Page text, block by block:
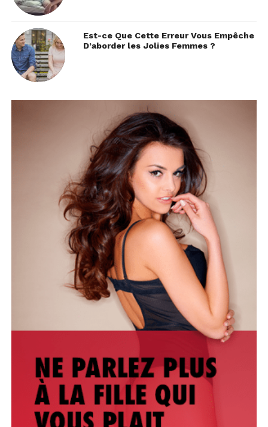
Est-ce Que Cette Erreur Vous Empêche
D’aborder les Jolies Femmes ?